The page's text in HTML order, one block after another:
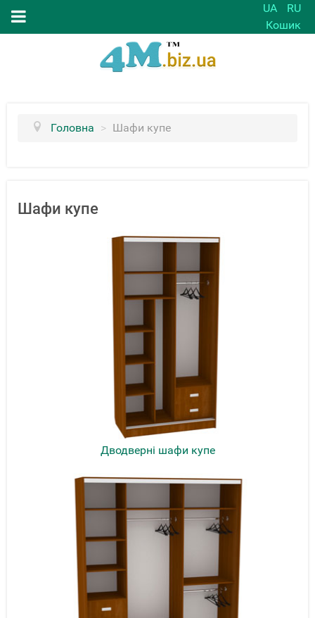
UA
RU
Кошик
Головна > Шафи купе
Шафи купе
Дводверні шафи купе